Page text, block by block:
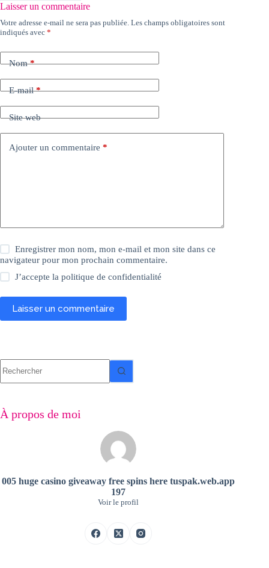
Laisser un commentaire
Votre adresse e-mail ne sera pas publiée. Les champs obligatoires sont
indiqués avec *
Nom*
E-mail*
Site web
Ajouter un commentaire *
Enregistrer mon nom, mon e-mail et mon site dans ce
navigateur pour mon prochain commentaire.
J’accepte lapolitique de confidentialité
Laisser un commentaire
résultat
À propos de moi
005 huge casino giveaway free spins here tuspak.web.app
197
Voir le profil